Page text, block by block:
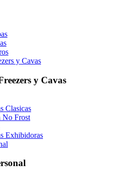
y Cavas
y Cavas
Clasicas
No Frost
Exhibidoras